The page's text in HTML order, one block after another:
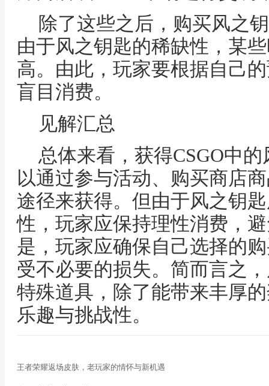
除了这些之后，购买风之
由于风之钥匙的稀缺性，某
高。由此，玩家要根据自己
盲目消费。
见解汇总
总体来看，获得CSGO中
以通过参与活动、购买商店
途径来获得。但由于风之钥
性，玩家应保持理性消费，
是，玩家应确保自己选择的
受不必要的损失。简而言之
特殊道具，除了能带来丰厚
乐趣与挑战性。
王者荣耀返场皮肤，老玩家的情怀与新机遇